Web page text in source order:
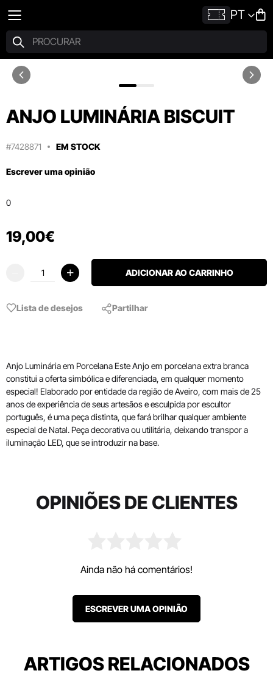
PT
ANJO LUMINÁRIA BISCUIT
#7428871 EM STOCK
Escrever uma opinião
0
19,00€
ADICIONAR AO CARRINHO
Lista de desejos Partilhar
Anjo Luminária em Porcelana Este Anjo em porcelana extra branca
constitui a oferta simbólica e diferenciada, em qualquer momento
especial! Elaborado por entidade da região de Aveiro, com mais de 25
anos de experiência de seus artesãos e esculpida por escultor
português, é uma peça distinta, que fará brilhar qualquer ambiente
especial de Natal. ​Peça decorativa ou utilitária, deixando transpor a
iluminação LED, que se introduzir na base.
OPINIÕES DE CLIENTES
Ainda não há comentários!
ESCREVER UMA OPINIÃO
ARTIGOS RELACIONADOS